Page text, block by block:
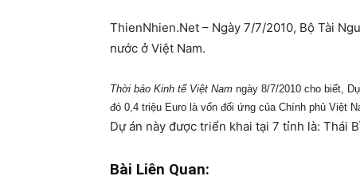
ThienNhien.Net – Ngày 7/7/2010, Bộ Tài
nước ở Việt Nam.
Thời báo Kinh tế Việt Nam ngày 8/7/2010 cho biết,
đó 0,4 triệu Euro là vốn đối ứng của Chính phủ Việt
Dự án này được triển khai tại 7 tỉnh là: Thái
Bài Liên Quan: